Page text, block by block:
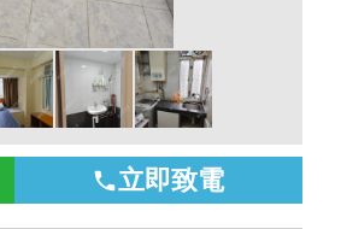
立即致電